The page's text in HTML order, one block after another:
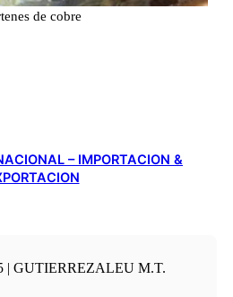
de cobre
– IMPORTACION &
| GUTIERREZALEU M.T.